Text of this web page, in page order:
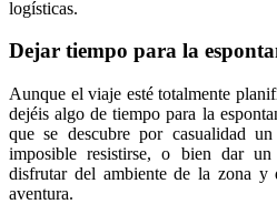
logísticas.
Dejar tiempo para la
Aunque el viaje esté totalmente
dejéis algo de tiempo para la
que se descubre por casualidad
imposible resistirse, o bien dar un
disfrutar del ambiente de la zona y
aventura.